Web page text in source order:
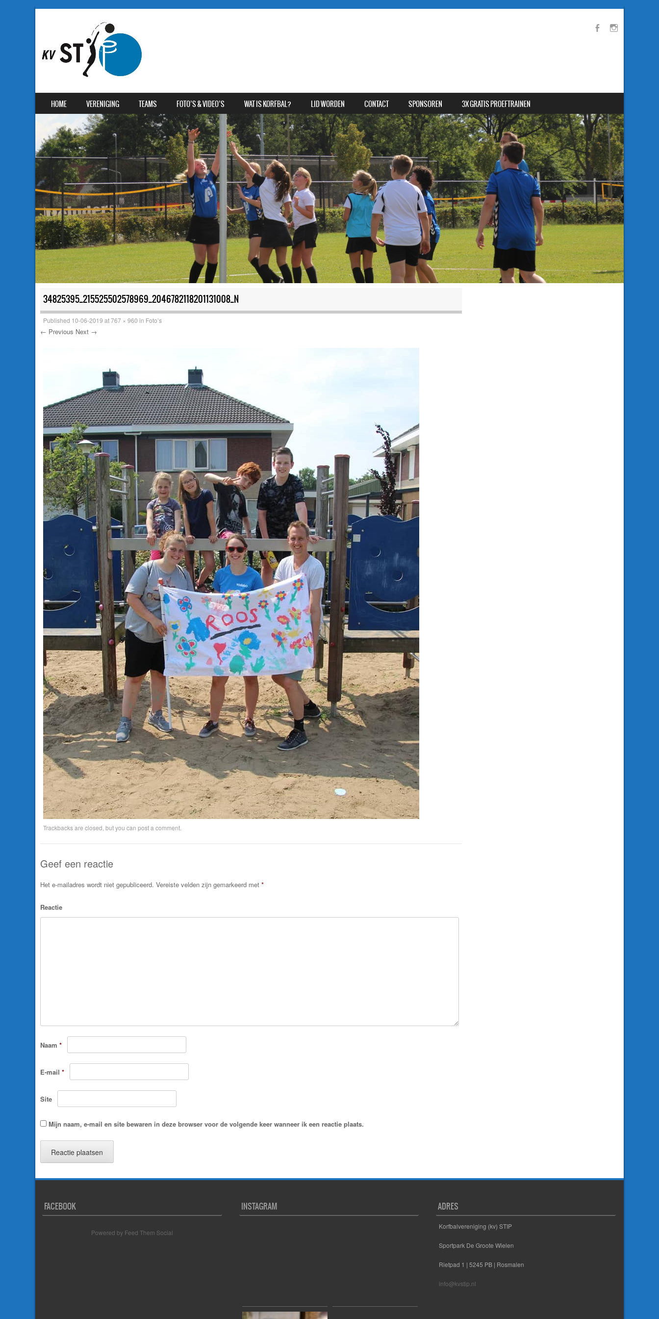
MENU
SKIP TO CONTENT
HOME VERENIGING TEAMS FOTO’S & VIDEO’S WAT IS KORFBAL? LID WORDEN CONTACT SPONSOREN 3X GRATIS PROEFTRAINEN
34825395_215525502578969_2046782118201131008_N
Published 10-06-2019 at767 × 960 in Foto’s
← Previous Next →
Trackbacks are closed, but you can post a comment.
Geef een reactie
Het e-mailadres wordt niet gepubliceerd. Vereiste velden zijn gemarkeerd met *
Reactie
Naam *
E-mail *
Site
Mijn naam, e-mail en site bewaren in deze browser voor de volgende keer wanneer ik een reactie plaats.
FACEBOOK
Powered by Feed Them Social
INSTAGRAM ADRES
Korfbalvereniging (kv) STIP
Sportpark De Groote Wielen
Rietpad 1 | 5245 PB | Rosmalen
info@kvstip.nl